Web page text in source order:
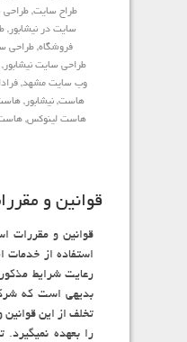
طراح سایت,
سایت در نیشابور ,
فروشگاه, طراحی
طراحی سایت نیشابور ,
وب سایت مشهد,
هاست, نیشابور ,
هاست لینوکس, هاست
قوانین و
قوانین و مقررات
استفاده از
رعایت شرایط
بدیهی است که
تخلف از این
را بعهده نمیگیرد.